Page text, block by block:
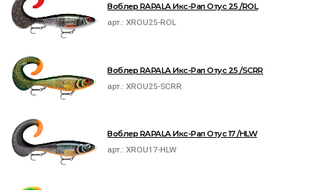
Воблер RAPALA Икс-Рап Отус 25 /ROL
арт.:XROU25-ROL
Воблер RAPALA Икс-Рап Отус 25 /SCRR
арт.:XROU25-SCRR
Воблер RAPALA Икс-Рап Отус 17 /HLW
арт.:XROU17-HLW